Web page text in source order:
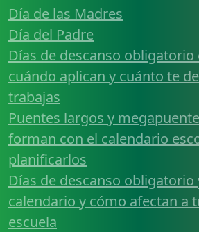
Día de las Madres
Día del Padre
Días de descanso obligatorio
cuándo aplican y cuánto te
trabajas
Puentes largos y
forman con el calendario
planificarlos
Días de descanso obligatorio
calendario y cómo afectan a
escuela